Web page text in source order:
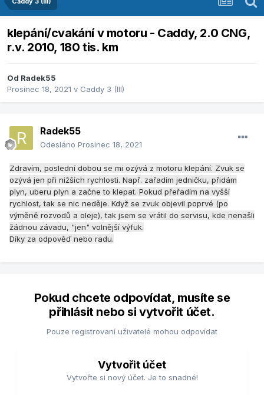
klepání/cvakání v motoru - Caddy, 2.0 CNG,
r.v. 2010, 180 tis. km
Od Radek55
Prosinec 18, 2021 v Caddy 3 (III)
Radek55
Odesláno Prosinec 18, 2021
Zdravím, poslední dobou se mi ozývá z motoru klepání. Zvuk se
ozývá jen při nižších rychlosti. Např. zařadím jedničku, přidám
plyn, uberu plyn a začne to klepat. Pokud přeřadím na vyšší
rychlost, tak se nic neděje. Když se zvuk objevil poprvé (po
výměně rozvodů a oleje), tak jsem se vrátil do servisu, kde nenašli
žádnou závadu, "jen" volnější výfuk.
Díky za odpověď nebo radu.
Pokud chcete odpovídat, musíte se
přihlásit nebo si vytvořit účet.
Pouze registrovaní uživatelé mohou odpovídat
Vytvořit účet
Vytvořte si nový účet. Je to snadné!